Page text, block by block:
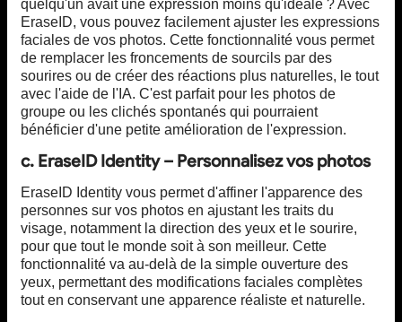
quelqu'un avait une expression moins qu'idéale ? Avec
EraseID, vous pouvez facilement ajuster les expressions
faciales de vos photos. Cette fonctionnalité vous permet
de remplacer les froncements de sourcils par des
sourires ou de créer des réactions plus naturelles, le tout
avec l'aide de l'IA. C'est parfait pour les photos de
groupe ou les clichés spontanés qui pourraient
bénéficier d'une petite amélioration de l'expression.
c. EraseID Identity – Personnalisez vos photos
EraseID Identity vous permet d'affiner l'apparence des
personnes sur vos photos en ajustant les traits du
visage, notamment la direction des yeux et le sourire,
pour que tout le monde soit à son meilleur. Cette
fonctionnalité va au-delà de la simple ouverture des
yeux, permettant des modifications faciales complètes
tout en conservant une apparence réaliste et naturelle.